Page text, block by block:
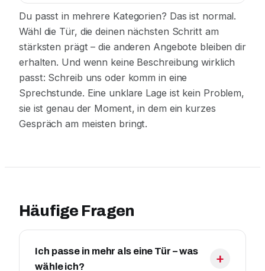
Du passt in mehrere Kategorien? Das ist normal.
Wähl die Tür, die deinen nächsten Schritt am
stärksten prägt – die anderen Angebote bleiben dir
erhalten. Und wenn keine Beschreibung wirklich
passt: Schreib uns oder komm in eine
Sprechstunde. Eine unklare Lage ist kein Problem,
sie ist genau der Moment, in dem ein kurzes
Gespräch am meisten bringt.
Häufige Fragen
Ich passe in mehr als eine Tür – was
wähle ich?